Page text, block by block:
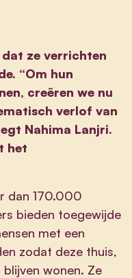
ze verrichten
“Om hun
creëren we nu
verlof van
Nahima Lanjri.
het
dan 170.000
bieden toegewijde
met een
zodat deze thuis,
wonen. Ze